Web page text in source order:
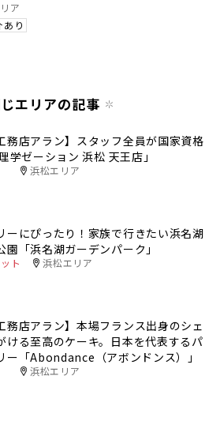
ア
あり
エリアの記事
務店アラン】スタッフ全員が国家資格
学ゼーション 浜松 天王店」
浜松エリア
ーにぴったり！家族で行きたい浜名湖
園「浜名湖ガーデンパーク」
ト 浜松エリア
務店アラン】本場フランス出身のシェ
ける至高のケーキ。日本を代表するパ
ー「Abondance（アボンドンス）」
浜松エリア